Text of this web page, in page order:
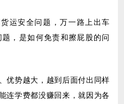
运安全问题，万一路上出车
，是如何免责和擦屁股的问
优势越大，越到后面付出同样
连学费都没赚回来，就因为各